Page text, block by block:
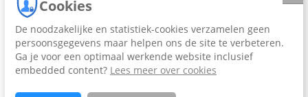
Dijkstra Makelaardij en Financieel Advies, sinds 1963.
Cookies
De noodzakelijke en statistiek-cookies verzamelen geen
persoonsgegevens maar helpen ons de site te verbeteren.
Ga je voor een optimaal werkende website inclusief
embedded content? Lees meer over cookies